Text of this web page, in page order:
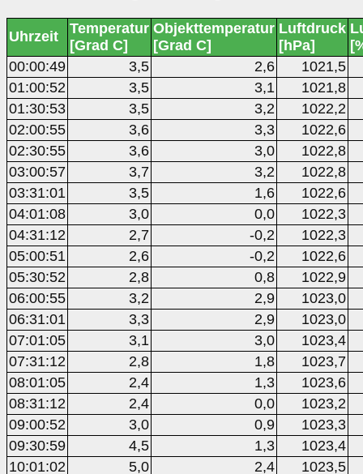
Uhrzeit
Temperatur
[Grad C]
Objekttemperatur
[Grad C]
Luftdruck
[hPa]
00:00:49
3,5 2,6
1021,5
01:00:52
3,5 3,1
1021,8
01:30:53
3,5 3,2
1022,2
02:00:55
3,6 3,3
1022,6
02:30:55
3,6 3,0
1022,8
03:00:57
3,7 3,2
1022,8
03:31:01
3,5 1,6
1022,6
04:01:08
3,0 0,0
1022,3
04:31:12
2,7 -0,2
1022,3
05:00:51
2,6 -0,2
1022,6
05:30:52
2,8 0,8
1022,9
06:00:55
3,2 2,9
1023,0
06:31:01
3,3 2,9
1023,0
07:01:05
3,1 3,0
1023,4
07:31:12
2,8 1,8
1023,7
08:01:05
2,4 1,3
1023,6
08:31:12
2,4 0,0
1023,2
09:00:52
3,0 0,9
1023,3
09:30:59
4,5 1,3
1023,4
10:01:02
5,0 2,4
1023,5